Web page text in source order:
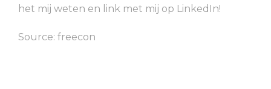
het mij weten en link met mij op LinkedIn!
Source: freecon